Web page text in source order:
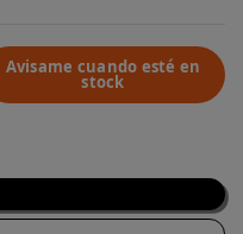
Avisame cuando esté en
stock